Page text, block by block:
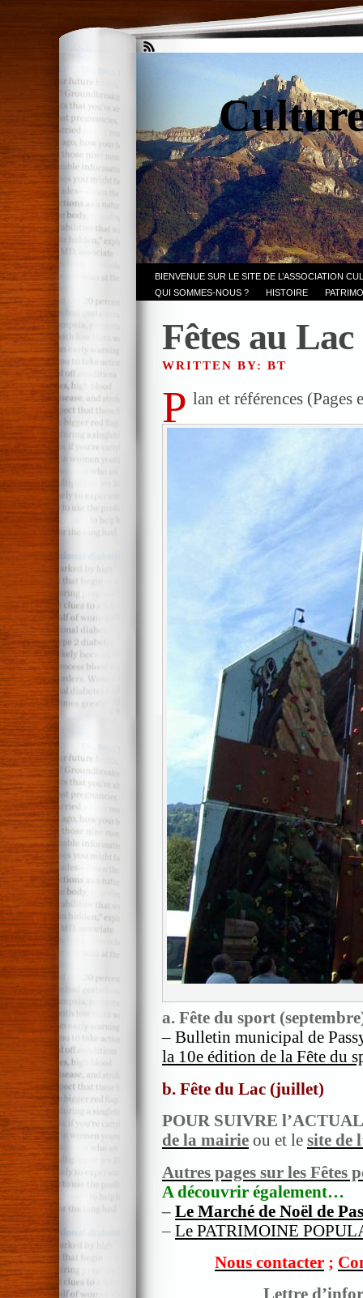
BIENVENUE SUR LE SITE DE L’ASSOCIATION
QUI SOMMES-NOUS ?
HISTOIRE
Fêtes au Lac
WRITTEN BY: BT
P lan et références (Pages
a. Fête du sport
– Bulletin municipal de
la 10e édition de la Fête du
b. Fête du Lac (juillet)
POUR SUIVRE
de la mairie ou et le site de
Autres pages sur les Fêtes
A découvrir également…
– Le Marché de Noël de
– Le PATRIMOINE
Nous contacter ;
Lettre